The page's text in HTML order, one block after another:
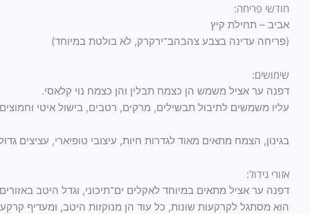
חודשי פריחה:
אביב – תחילת קיץ
(פריחה עדינה בצבע צהבהב־ירקרק, לא בולטת במיוחד)
שימושים:
דפנה ער אציל משמש הן כצמח תבלין והן כצמח נוי קלאסי.
עליו משמשים לתיבול תבשילים, מרקים, רטבים, בישול איטי
בגינון, הצמח מתאים מאוד לגדרות חיות, עיצובי טופיארי, עציצים
אזורי גידול:
דפנה ער אציל מתאים במיוחד לאקלים ים־תיכוני, וגדל היטב
הוא מסתגל לקרקעות שונות, כל עוד הן מנוקזות היטב, ומעדיף